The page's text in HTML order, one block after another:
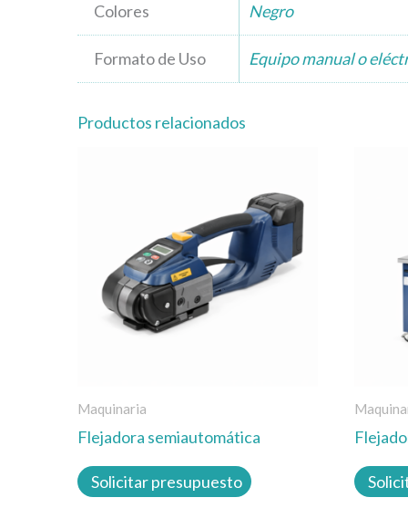
Colores Negro
Formato de Uso Equipo manual o
Productos relacionados
Maquinaria
Flejadora semiautomática
Solicitar presupuesto